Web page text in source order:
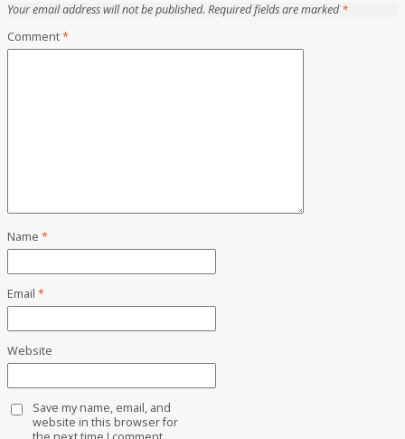
Your email address will not be published. Required fields are marked*
Comment*
Name *
Email *
Website
Save my name, email, and
website in this browser for